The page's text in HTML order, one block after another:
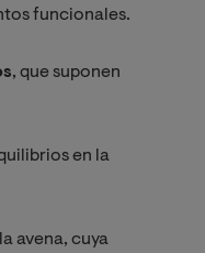
funcionales.
, que suponen
en la
avena, cuya